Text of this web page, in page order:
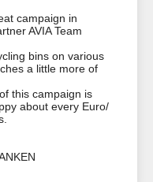
campaign in
AVIA Team
bins on various
a little more of
this campaign is
about every Euro/